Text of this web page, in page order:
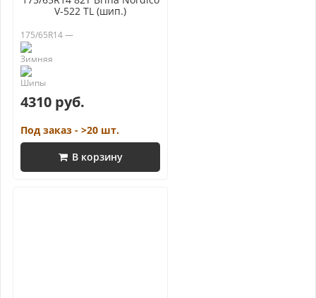
V-522 TL (шип.)
175/65R14 —
4310 руб.
Под заказ - >20 шт.
В корзину